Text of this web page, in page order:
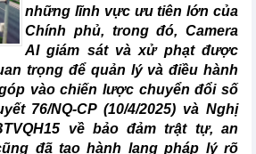
những lĩnh vực ưu tiên lớn của
Chính phủ, trong đó, Camera
AI giám sát và xử phạt được
trọng để quản lý và điều hành
vào chiến lược chuyển đổi số
76/NQ-CP (10/4/2025) và Nghị
về bảo đảm trật tự, an
đã tạo hành lang pháp lý rõ